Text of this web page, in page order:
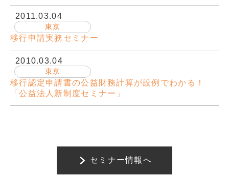
2011.03.04
東京
移行申請実務セミナー
2010.03.04
東京
移行認定申請書の公益財務計算が設例でわかる！
「公益法人新制度セミナー」
セミナー情報へ